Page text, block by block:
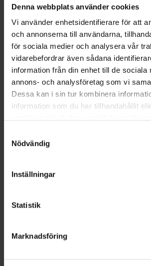
Denna webbplats använder cookies
Vi använder enhetsidentifierare för att
och annonserna till användarna,
för sociala medier och analysera vår
vidarebefordrar även sådana
information från din enhet till de sociala
annons- och analysföretag som vi
Dessa kan i sin tur kombinera
information som du har tillhandahållit
Nödvändig
Inställningar
Statistik
Marknadsföring
Sie benötigen vielleicht auch
10er-Pack
Ähnliche Produkte
Folgen Sie uns auf Instagram